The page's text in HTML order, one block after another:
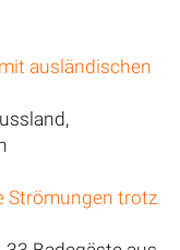
ausländischen
Strömungen trotz